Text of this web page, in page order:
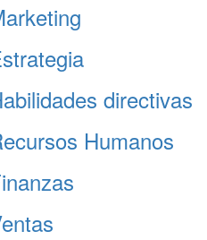
directivas
Humanos